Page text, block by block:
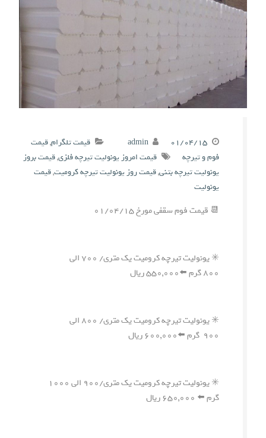
۰۱/۰۴/۱۵ admin قیمت تلگرام,قیمت
فوم و تیرچه
قیمت امروز یونولیت تیرچه فلزی,قیمت بروز
یونولیت تیرچه بتنی,قیمت روز یونولیت تیرچه کرومیت,قیمت
یونولیت
📆 قیمت فوم سقفی مورخ ۰۱/۰۴/۱۵
✳️ یونولیت تیرچه کرومیت یک متری/ ۷۰۰ الی
۸۰۰ گرم ⬅️۵۵۰,۰۰۰ ریال
✳️ یونولیت تیرچه کرومیت یک متری/ ۸۰۰ الی
۹۰۰ گرم ⬅️۶۰۰,۰۰۰ ریال
✳️ یونولیت تیرچه کرومیت یک متری/۹۰۰ الی ۱۰۰۰
گرم ⬅️ ۶۵۰,۰۰۰ ریال